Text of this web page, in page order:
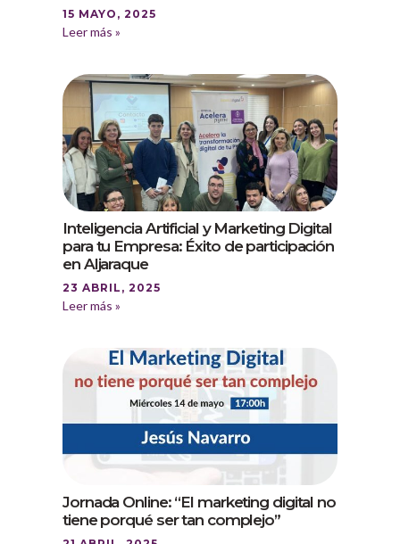
15 MAYO, 2025
Leer más »
Inteligencia Artificial y Marketing Digital
para tu Empresa: Éxito de participación
en Aljaraque
23 ABRIL, 2025
Leer más »
Jornada Online: “El marketing digital no
tiene porqué ser tan complejo”